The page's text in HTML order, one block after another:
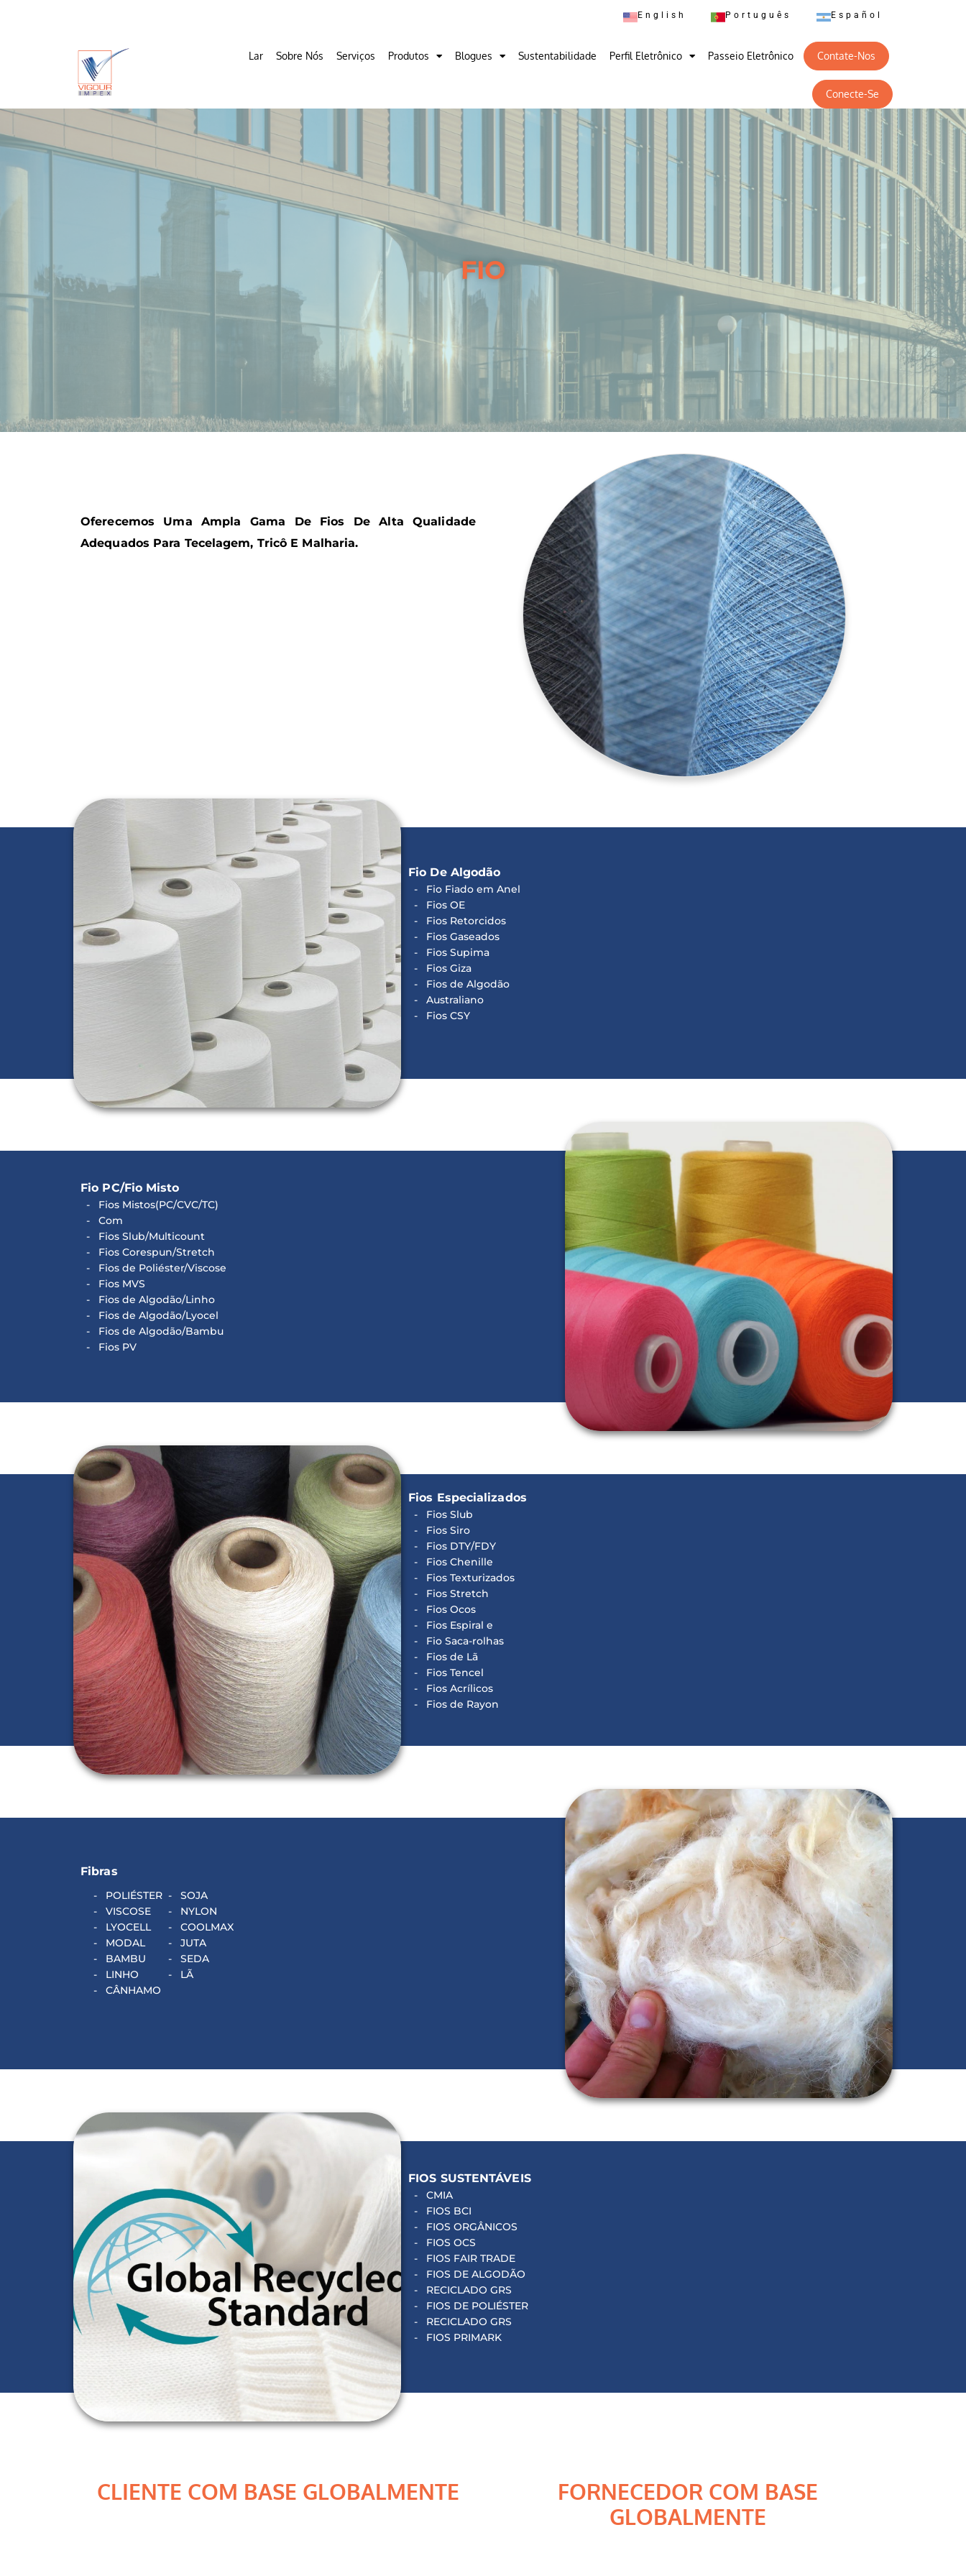
English Português Español
Lar Sobre Nós Serviços Produtos Blogues Sustentabilidade Perfil Eletrônico Passeio Eletrônico Contate-Nos
Conecte-Se
FIO
Oferecemos Uma Ampla Gama De Fios De Alta Qualidade
Adequados Para Tecelagem, Tricô E Malharia.
Fio De Algodão
Fio Fiado em Anel
Fios OE
Fios Retorcidos
Fios Gaseados
Fios Supima
Fios Giza
Fios de Algodão
Australiano
Fios CSY
Fio PC/Fio Misto
Fios Mistos(PC/CVC/TC)
Com
Fios Slub/Multicount
Fios Corespun/Stretch
Fios de Poliéster/Viscose
Fios MVS
Fios de Algodão/Linho
Fios de Algodão/Lyocel
Fios de Algodão/Bambu
Fios PV
Fios Especializados
Fios Slub
Fios Siro
Fios DTY/FDY
Fios Chenille
Fios Texturizados
Fios Stretch
Fios Ocos
Fios Espiral e
Fio Saca-rolhas
Fios de Lã
Fios Tencel
Fios Acrílicos
Fios de Rayon
Fibras
POLIÉSTER
VISCOSE
LYOCELL
MODAL
BAMBU
LINHO
CÂNHAMO
SOJA
NYLON
COOLMAX
JUTA
SEDA
LÃ
FIOS SUSTENTÁVEIS
CMIA
FIOS BCI
FIOS ORGÂNICOS
FIOS OCS
FIOS FAIR TRADE
FIOS DE ALGODÃO
RECICLADO GRS
FIOS DE POLIÉSTER
RECICLADO GRS
FIOS PRIMARK
CLIENTE COM BASE GLOBALMENTE
FORNECEDOR COM BASE
GLOBALMENTE